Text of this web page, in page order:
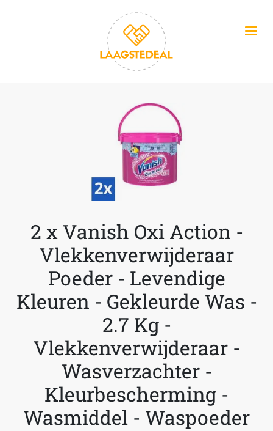
2 x Vanish Oxi Action -
Vlekkenverwijderaar
Poeder - Levendige
Kleuren - Gekleurde Was -
2.7 Kg -
Vlekkenverwijderaar -
Wasverzachter -
Kleurbescherming -
Wasmiddel - Waspoeder